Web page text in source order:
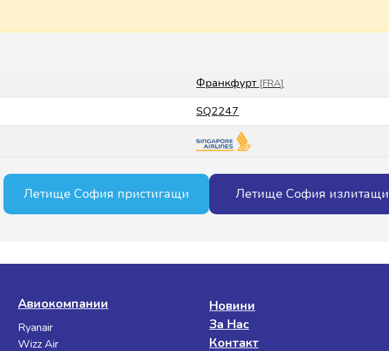
Франкфурт [FRA]
SQ2247
Летище София пристигащи Летище София излитащи
Авиокомпании
Ryanair
Wizz Air
Новини
За Нас
Контакт